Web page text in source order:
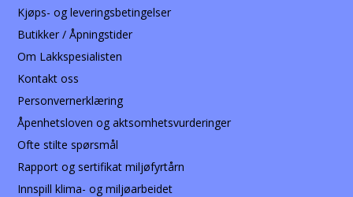
Kjøps- og leveringsbetingelser
Butikker / Åpningstider
Om Lakkspesialisten
Kontakt oss
Personvernerklæring
Åpenhetsloven og aktsomhetsvurderinger
Ofte stilte spørsmål
Rapport og sertifikat miljøfyrtårn
Innspill klima- og miljøarbeidet